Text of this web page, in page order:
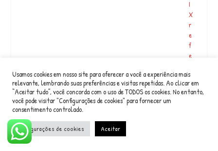
I
X
r
e
f
e
e
n
t
Usamos cookies em nosso site para oferecer a você a experiência mais
relevante, lembrando suas preferências e visitas repetidas. Ao clicar em
“Aceitar tudo”, você concorda com o uso de TODOS os cookies. No entanto,
você pode visitar "Configurações de cookies" para fornecer um
consentimento controlado.
Configurações de cookies Aceitar